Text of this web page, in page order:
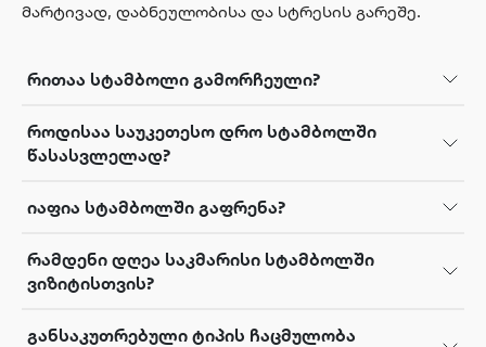
მარტივად, დაბნეულობისა და სტრესის გარეშე.
რითაა სტამბოლი გამორჩეული?
როდისაა საუკეთესო დრო სტამბოლში
წასასვლელად?
იაფია სტამბოლში გაფრენა?
რამდენი დღეა საკმარისი სტამბოლში
ვიზიტისთვის?
განსაკუთრებული ტიპის ჩაცმულობა